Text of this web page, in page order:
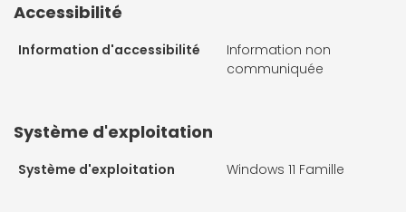
Accessibilité
Information d'accessibilité
Information non
communiquée
Système d'exploitation
Système d'exploitation Windows 11 Famille